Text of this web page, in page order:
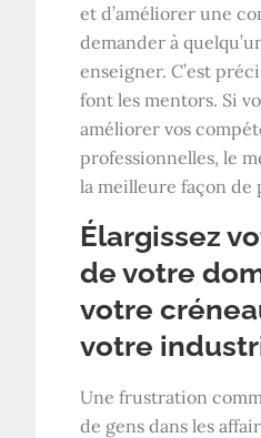
et d’améliorer une
demander à
enseigner. C’est
font les mentors. Si
améliorer vos
professionnelles, le
la meilleure façon de
Élargissez
de votre
votre
votre
Une frustration
de gens dans les